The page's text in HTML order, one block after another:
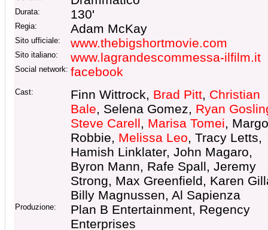
Durata: 130'
Regia: Adam McKay
Sito ufficiale: www.thebigshortmovie.com
Sito italiano: www.lagrandescommessa-ilfilm.it
Social network: facebook
Cast: Finn Wittrock, Brad Pitt, Christian
Bale, Selena Gomez, Ryan
Steve Carell, Marisa Tomei,
Robbie, Melissa Leo, Tracy Letts,
Hamish Linklater, John Magaro,
Byron Mann, Rafe Spall, Jeremy
Strong, Max Greenfield, Karen
Billy Magnussen, Al Sapienza
Produzione:
Plan B Entertainment, Regency
Enterprises